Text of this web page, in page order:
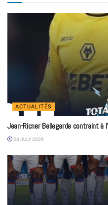
ACTUALITÉS
Jean-Ricner Bellegarde contraint à
28 JULY 2026